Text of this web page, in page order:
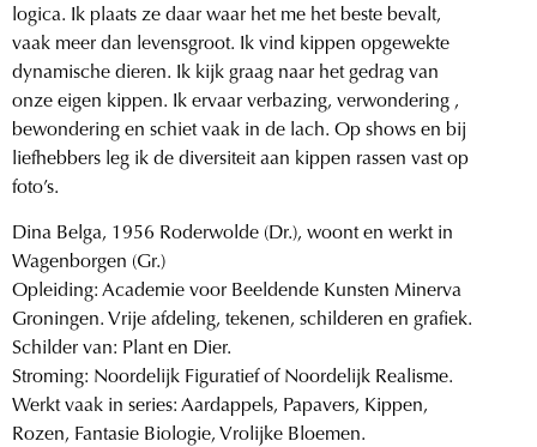
logica. Ik plaats ze daar waar het me het beste bevalt,
vaak meer dan levensgroot. Ik vind kippen opgewekte
dynamische dieren. Ik kijk graag naar het gedrag van
onze eigen kippen. Ik ervaar verbazing, verwondering ,
bewondering en schiet vaak in de lach. Op shows en bij
liefhebbers leg ik de diversiteit aan kippen rassen vast op
foto’s.
Dina Belga, 1956 Roderwolde (Dr.), woont en werkt in
Wagenborgen (Gr.)
Opleiding: Academie voor Beeldende Kunsten Minerva
Groningen. Vrije afdeling, tekenen, schilderen en grafiek.
Schilder van: Plant en Dier.
Stroming: Noordelijk Figuratief of Noordelijk Realisme.
Werkt vaak in series: Aardappels, Papavers, Kippen,
Rozen, Fantasie Biologie, Vrolijke Bloemen.